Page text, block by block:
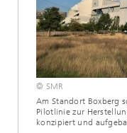
© SMR
Am Standort Boxberg
Pilotlinie zur
konzipiert und